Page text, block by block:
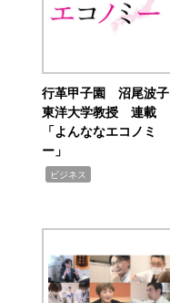
行革甲子園 沼尾波子
東洋大学教授 連載
「よんななエコノミ
ー」
ビジネス